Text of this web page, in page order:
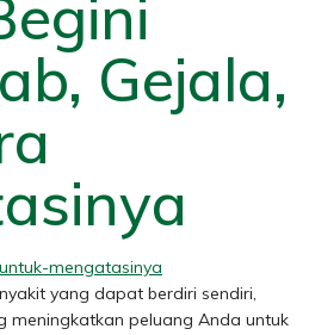
Gejala,
yang dapat berdiri sendiri,
meningkatkan peluang Anda untuk